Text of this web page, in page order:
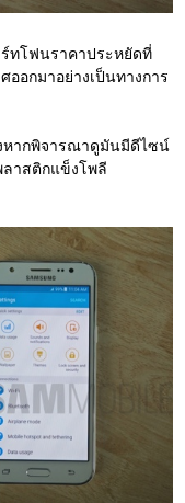
ร์ทโฟนราคาประหยัดที่
ออกมาอย่างเป็นทางการ
หากพิจารณาดูมันมีดีไซน์
าสติกแข็งโพลี